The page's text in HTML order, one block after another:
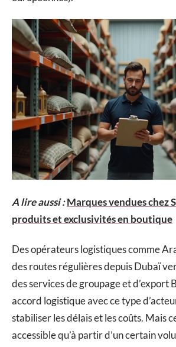
A lire aussi :Marques vendues chez
produits et exclusivités en boutique
Des opérateurs logistiques comme
des routes régulières depuis Dubaï
des services de groupage et d’export
accord logistique avec ce type
stabiliser les délais et les coûts. Mais
accessible qu’à partir d’un certain